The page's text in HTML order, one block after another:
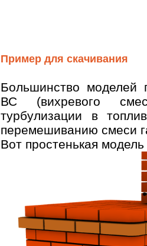
Пример для скачивания
Большинство моделей
ВС (вихревого
турбулизации в
перемешиванию смеси
Вот простенькая